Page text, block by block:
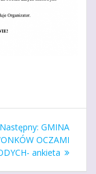
Następny: Następny
wpis:
GMINA
OCZAMI
ankieta